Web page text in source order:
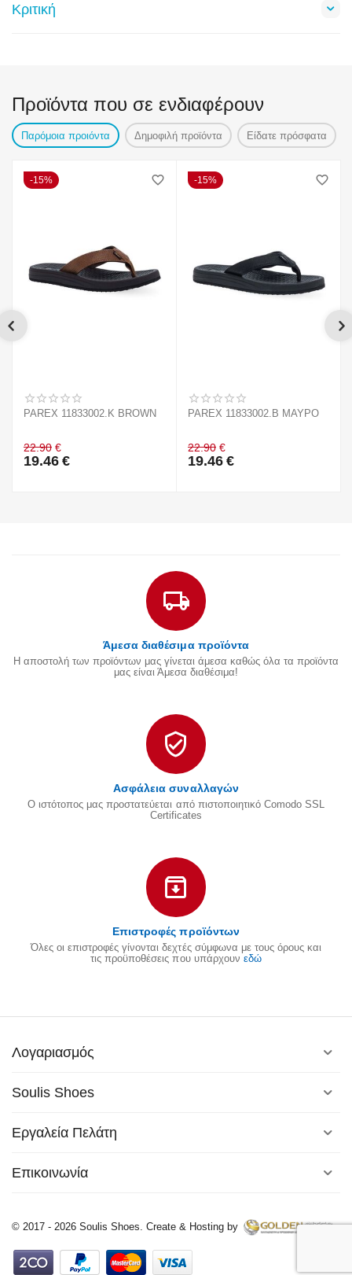
Κριτική
Προϊόντα που σε ενδιαφέρουν
Παρόμοια προιόντα Δημοφιλή προϊόντα Είδατε πρόσφατα
15%
PAREX 11833002.K BROWN
22.90 €
19.46 €
15%
PAREX 11833002.B ΜΑΥΡΟ
22.90 €
19.46 €
Άμεσα διαθέσιμα προϊόντα
Η αποστολή των προϊόντων μας γίνεται άμεσα καθώς όλα τα προϊόντα
μας είναι Άμεσα διαθέσιμα!
Ασφάλεια συναλλαγών
Ο ιστότοπος μας προστατεύεται από πιστοποιητικό Comodo SSL
Certificates
Επιστροφές προϊόντων
Όλες οι επιστροφές γίνονται δεχτές σύμφωνα με τους όρους και
τις προϋποθέσεις που υπάρχουν εδώ
Λογαριασμός
Soulis Shoes
Εργαλεία Πελάτη
Επικοινωνία
© 2017 - 2026 Soulis Shoes. Create & Hosting by